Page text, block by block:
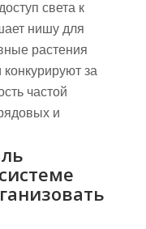
света к
нишу для
растения
за
частой
и